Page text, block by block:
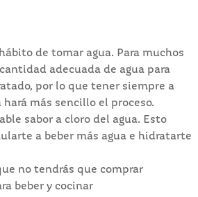
de tomar agua. Para muchos
adecuada de agua para
por lo que tener siempre a
más sencillo el proceso.
sabor a cloro del agua. Esto
a beber más agua e hidratarte
no tendrás que comprar
beber y cocinar